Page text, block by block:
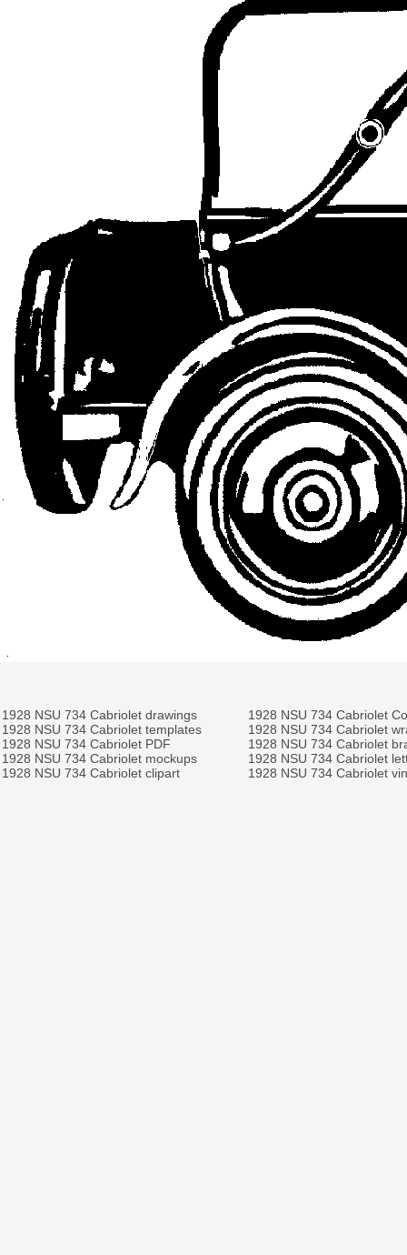
1928 NSU 734 Cabriolet drawings
1928 NSU 734 Cabriolet templates
1928 NSU 734 Cabriolet PDF
1928 NSU 734 Cabriolet mockups
1928 NSU 734 Cabriolet clipart
1928 NSU 734 Cabriolet
1928 NSU 734 Cabriolet
1928 NSU 734 Cabriolet
1928 NSU 734 Cabriolet
1928 NSU 734 Cabriolet